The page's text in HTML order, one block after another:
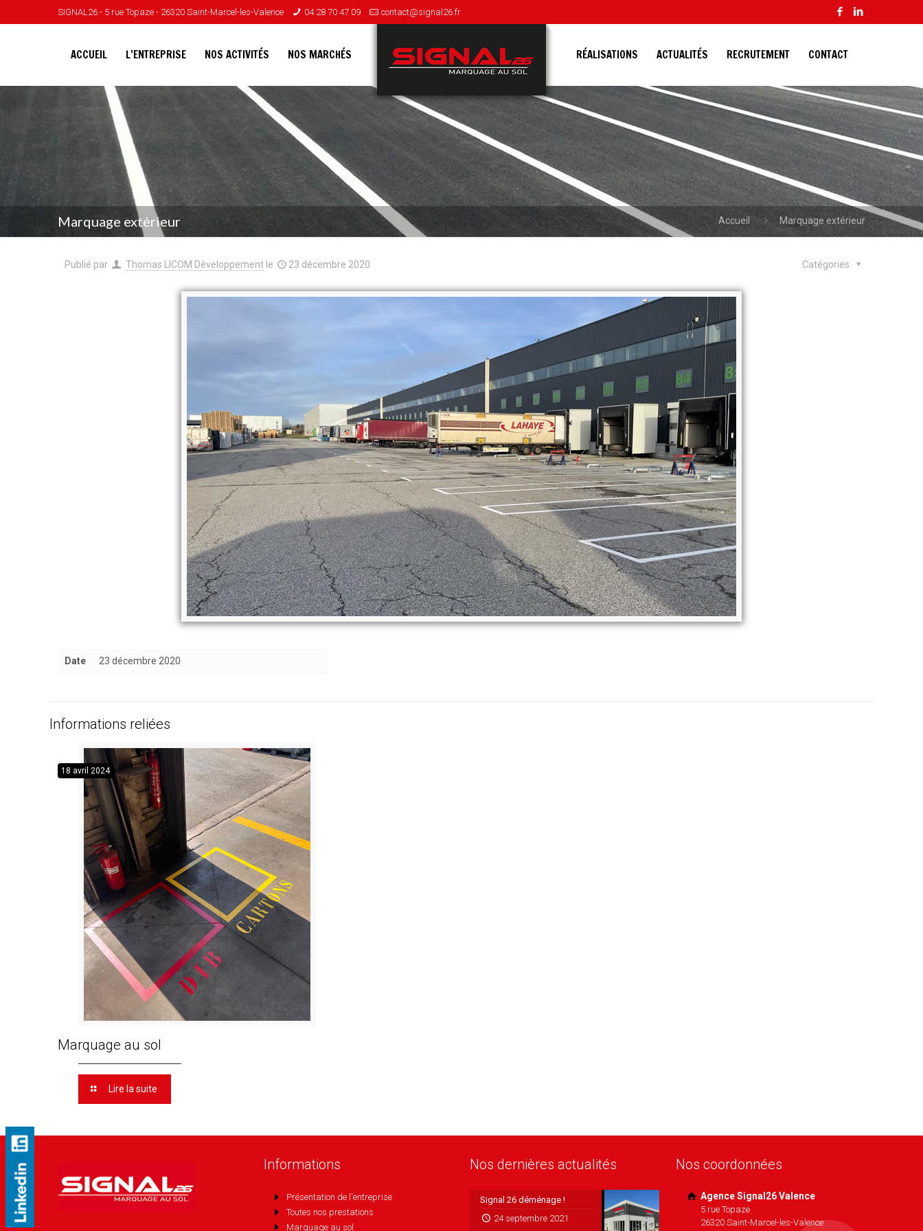
SIGNAL26 - 5 rue Topaze - 26320 Saint-Marcel-les-Valence 04 28 70 47 09 contact@signal26.fr
ACCUEIL L’ENTREPRISE NOS ACTIVITÉS NOS MARCHÉS RÉALISATIONS ACTUALITÉS RECRUTEMENT CONTACT
Marquage extérieur Accueil Marquage extérieur
Publié par Thomas LICOM Développement le 23 décembre 2020 Catégories
Date 23 décembre 2020
Informations reliées
18 avril 2024
Marquage au sol
Lire la suite
Informations
Présentation de l'entreprise
Toutes nos prestations
Marquage au sol
Nos dernières actualités
Signal 26 déménage !
24 septembre 2021
Nos coordonnées
Agence Signal26 Valence
5 rue Topaze
26320 Saint-Marcel-les-Valence